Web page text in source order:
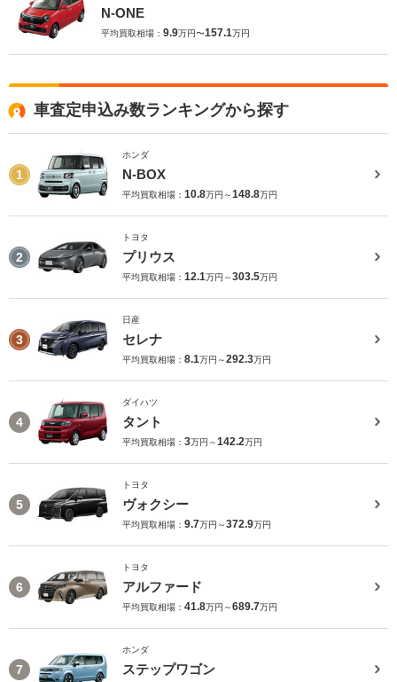
N-ONE
平均買取相場： 9.9万円〜157.1万円
車査定申込み数ランキングから探す
1
ホンダ
N-BOX
平均買取相場： 10.8万円～148.8万円
2
トヨタ
プリウス
平均買取相場： 12.1万円～303.5万円
3
日産
セレナ
平均買取相場： 8.1万円～292.3万円
4
ダイハツ
タント
平均買取相場： 3万円～142.2万円
5
トヨタ
ヴォクシー
平均買取相場： 9.7万円～372.9万円
6
トヨタ
アルファード
平均買取相場： 41.8万円～689.7万円
7
ホンダ
ステップワゴン